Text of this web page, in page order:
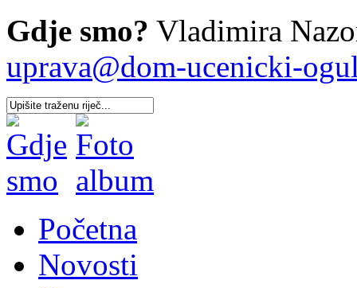
Gdje smo? Vladimira
uprava@dom-ucenicki-
Početna
Novosti